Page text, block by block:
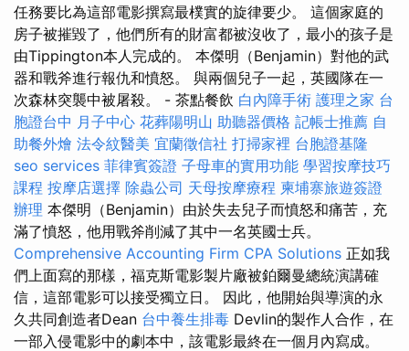
任務要比為這部電影撰寫最樸實的旋律要少。 這個家庭的
房子被摧毀了，他們所有的財富都被沒收了，最小的孩子是
由Tippington本人完成的。 本傑明（Benjamin）對他的武
器和戰斧進行報仇和憤怒。 與兩個兒子一起，英國隊在一
次森林突襲中被屠殺。 - 茶點餐飲 白內障手術 護理之家 台
胞證台中 月子中心 花葬陽明山 助聽器價格 記帳士推薦 自
助餐外燴 法令紋醫美 宜蘭徵信社 打掃家裡 台胞證基隆
seo services 菲律賓簽證 子母車的實用功能 學習按摩技巧
課程 按摩店選擇 除蟲公司 天母按摩療程 柬埔寨旅遊簽證
辦理 本傑明（Benjamin）由於失去兒子而憤怒和痛苦，充
滿了憤怒，他用戰斧削減了其中一名英國士兵。
Comprehensive Accounting Firm CPA Solutions 正如我
們上面寫的那樣，福克斯電影製片廠被鉑爾曼總統演講確
信，這部電影可以接受獨立日。 因此，他開始與導演的永
久共同創造者Dean 台中養生排毒 Devlin的製作人合作，在
一部入侵電影中的劇本中，該電影最終在一個月內寫成。